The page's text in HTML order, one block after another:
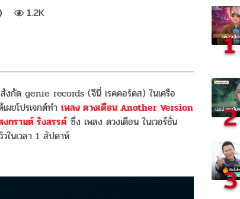
1.2K
สังกัด genie records (จีนี่ เรคคอร์ดส) ในเครือ
ผยโปรเจกต์ทำ เพลง ดวงเดือน Another Version
กรานต์ รังสรรค์ ซึ่ง เพลง ดวงเดือน ในเวอร์ชั่น
ในเวลา 1 สัปดาห์
1
2
3